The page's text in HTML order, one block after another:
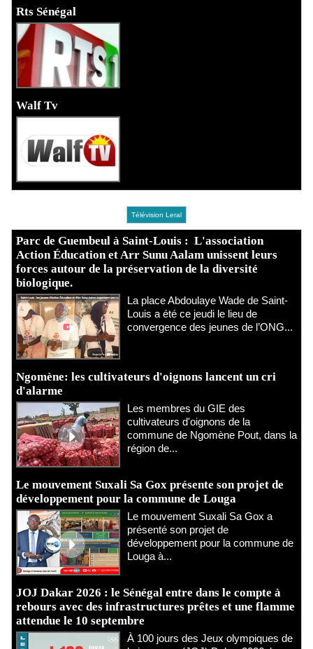
Rts Sénégal
Walf Tv
Télévision Leral
Parc de Guembeul à Saint-Louis : L'association
Action Éducation et Arr Sunu Aalam unissent leurs
forces autour de la préservation de la diversité
biologique.
​La place Abdoulaye Wade de Saint-
Louis a été ce jeudi le lieu de
convergence des jeunes de l’ONG...
Ngomène: les cultivateurs d'oignons lancent un cri
d'alarme
Les membres du GIE des
cultivateurs d'oignons de la
commune de Ngomène Pout, dans la
région de...
Le mouvement Suxali Sa Gox présente son projet de
développement pour la commune de Louga
Le mouvement Suxali Sa Gox a
présenté son projet de
développement pour la commune de
Louga à...
JOJ Dakar 2026 : le Sénégal entre dans le compte à
rebours avec des infrastructures prêtes et une flamme
attendue le 10 septembre
À 100 jours des Jeux olympiques de